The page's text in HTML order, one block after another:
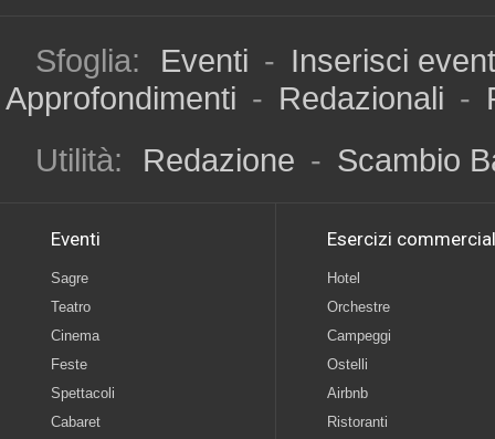
Sfoglia: Eventi - Inserisci
Approfondimenti - Redazionali -
Utilità:
Redazione - Scambio
Eventi
Sagre
Teatro
Cinema
Feste
Spettacoli
Cabaret
Esercizi
Hotel
Orchestre
Campeggi
Ostelli
Airbnb
Ristoranti